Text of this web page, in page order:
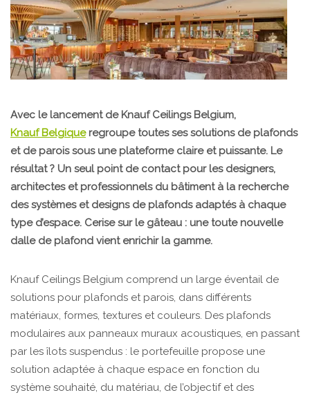
Avec le lancement de Knauf Ceilings Belgium,
Knauf Belgiqueregroupe toutes ses solutions de plafonds
et de parois sous une plateforme claire et puissante. Le
résultat ? Un seul point de contact pour les designers,
architectes et professionnels du bâtiment à la recherche
des systèmes et designs de plafonds adaptés à chaque
type d’espace. Cerise sur le gâteau : une toute nouvelle
dalle de plafond vient enrichir la gamme.
Knauf Ceilings Belgium comprend un large éventail de
solutions pour plafonds et parois, dans différents
matériaux, formes, textures et couleurs. Des plafonds
modulaires aux panneaux muraux acoustiques, en passant
par les îlots suspendus : le portefeuille propose une
solution adaptée à chaque espace en fonction du
système souhaité, du matériau, de l’objectif et des